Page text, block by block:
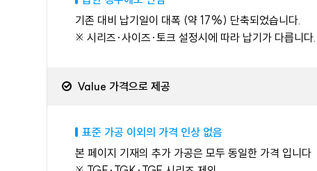
기존 대비 납기일이 대폭 (약 17%) 단축되었습니다.
※ 시리즈·사이즈·토크 설정시에 따라 납기가 다릅니다.
Value 가격으로 제공
표준 가공 이외의 가격 인상 없음
본 페이지 기재의 추가 가공은 모두 동일한 가격 입니다